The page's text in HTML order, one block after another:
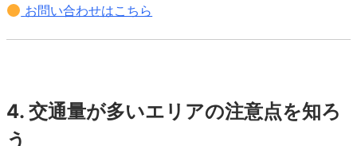
お問い合わせはこちら
4. 交通量が多いエリアの注意点を知ろ
う